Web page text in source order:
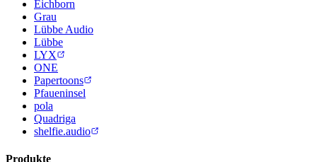
Eichborn
Grau
Lübbe Audio
Lübbe
LYX
ONE
Papertoons
Pfaueninsel
pola
Quadriga
shelfie.audio
Produkte